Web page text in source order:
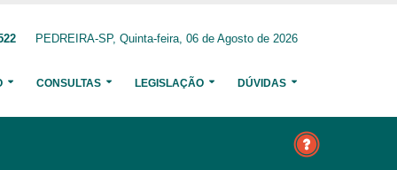
PEDREIRA-SP, Quinta-feira, 06 de Agosto de 2026
CONSULTAS LEGISLAÇÃO DÚVIDAS